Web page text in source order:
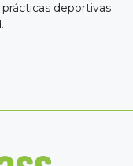
deportivas